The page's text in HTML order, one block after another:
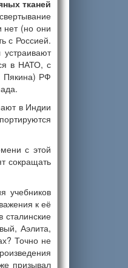
тканей
нет (но они
с Россией.
в НАТО, с
Пякина) РФ
в Индии
с этой
сокращать
учебников
к её
сталинские
Аэлита,
Точно не
призывал